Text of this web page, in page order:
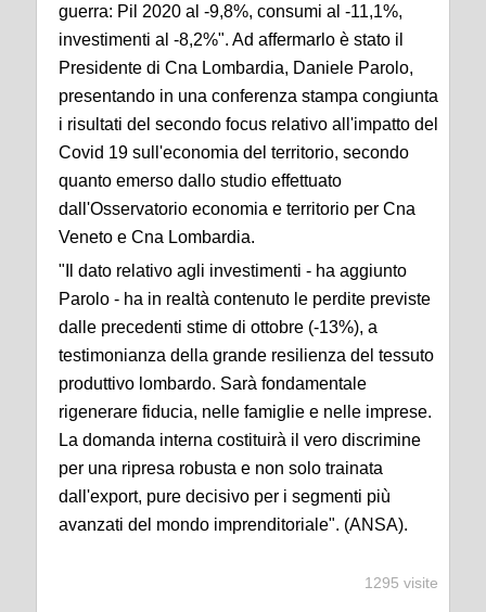
guerra: Pil 2020 al -9,8%, consumi al -11,1%,
investimenti al -8,2%". Ad affermarlo è stato il
Presidente di Cna Lombardia, Daniele Parolo,
presentando in una conferenza stampa congiunta
i risultati del secondo focus relativo all'impatto del
Covid 19 sull'economia del territorio, secondo
quanto emerso dallo studio effettuato
dall'Osservatorio economia e territorio per Cna
Veneto e Cna Lombardia.
"Il dato relativo agli investimenti - ha aggiunto
Parolo - ha in realtà contenuto le perdite previste
dalle precedenti stime di ottobre (-13%), a
testimonianza della grande resilienza del tessuto
produttivo lombardo. Sarà fondamentale
rigenerare fiducia, nelle famiglie e nelle imprese.
La domanda interna costituirà il vero discrimine
per una ripresa robusta e non solo trainata
dall'export, pure decisivo per i segmenti più
avanzati del mondo imprenditoriale". (ANSA).
1295 visite